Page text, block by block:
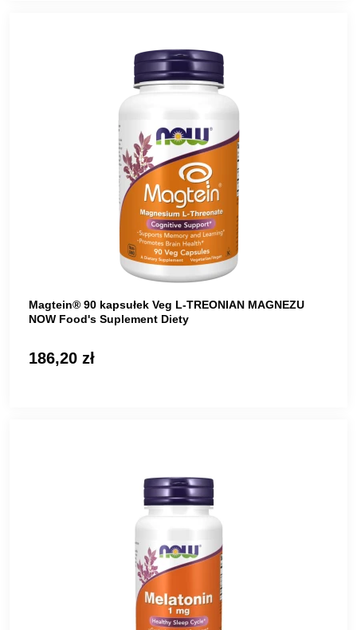
Magtein® 90 kapsułek Veg L-TREONIAN MAGNEZU
NOW Food's Suplement Diety
186,20 zł